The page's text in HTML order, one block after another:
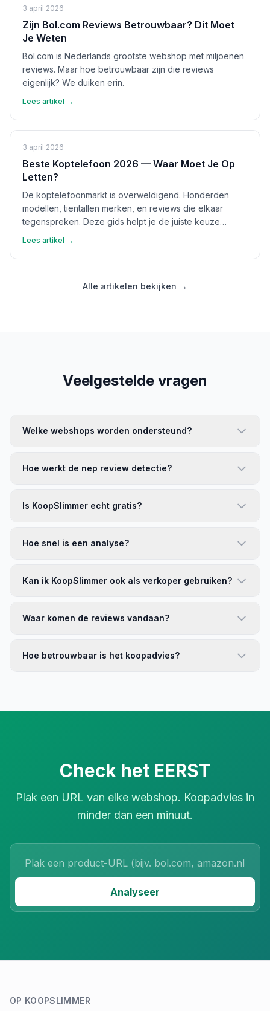
3 april 2026
Zijn Bol.com Reviews Betrouwbaar? Dit Moet
Je Weten
Bol.com is Nederlands grootste webshop met miljoenen
reviews. Maar hoe betrouwbaar zijn die reviews
eigenlijk? We duiken erin.
Lees artikel →
3 april 2026
Beste Koptelefoon 2026 — Waar Moet Je Op
Letten?
De koptelefoonmarkt is overweldigend. Honderden
modellen, tientallen merken, en reviews die elkaar
tegenspreken. Deze gids helpt je de juiste keuze
Lees artikel →
Alle artikelen bekijken →
Veelgestelde vragen
Welke webshops worden ondersteund?
Hoe werkt de nep review detectie?
Is KoopSlimmer echt gratis?
Hoe snel is een analyse?
Kan ik KoopSlimmer ook als verkoper gebruiken?
Waar komen de reviews vandaan?
Hoe betrouwbaar is het koopadvies?
Check het EERST
Plak een URL van elke webshop. Koopadvies in
minder dan een minuut.
Analyseer
OP KOOPSLIMMER